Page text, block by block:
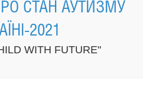
СТАН АУТИЗМУ
2021
WITH FUTURE"